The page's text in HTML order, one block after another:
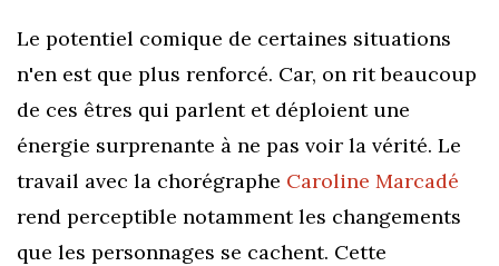
Le potentiel comique de certaines situations
n'en est que plus renforcé. Car, on rit beaucoup
de ces êtres qui parlent et déploient une
énergie surprenante à ne pas voir la vérité. Le
travail avec la chorégraphe Caroline Marcadé
rend perceptible notamment les changements
que les personnages se cachent. Cette